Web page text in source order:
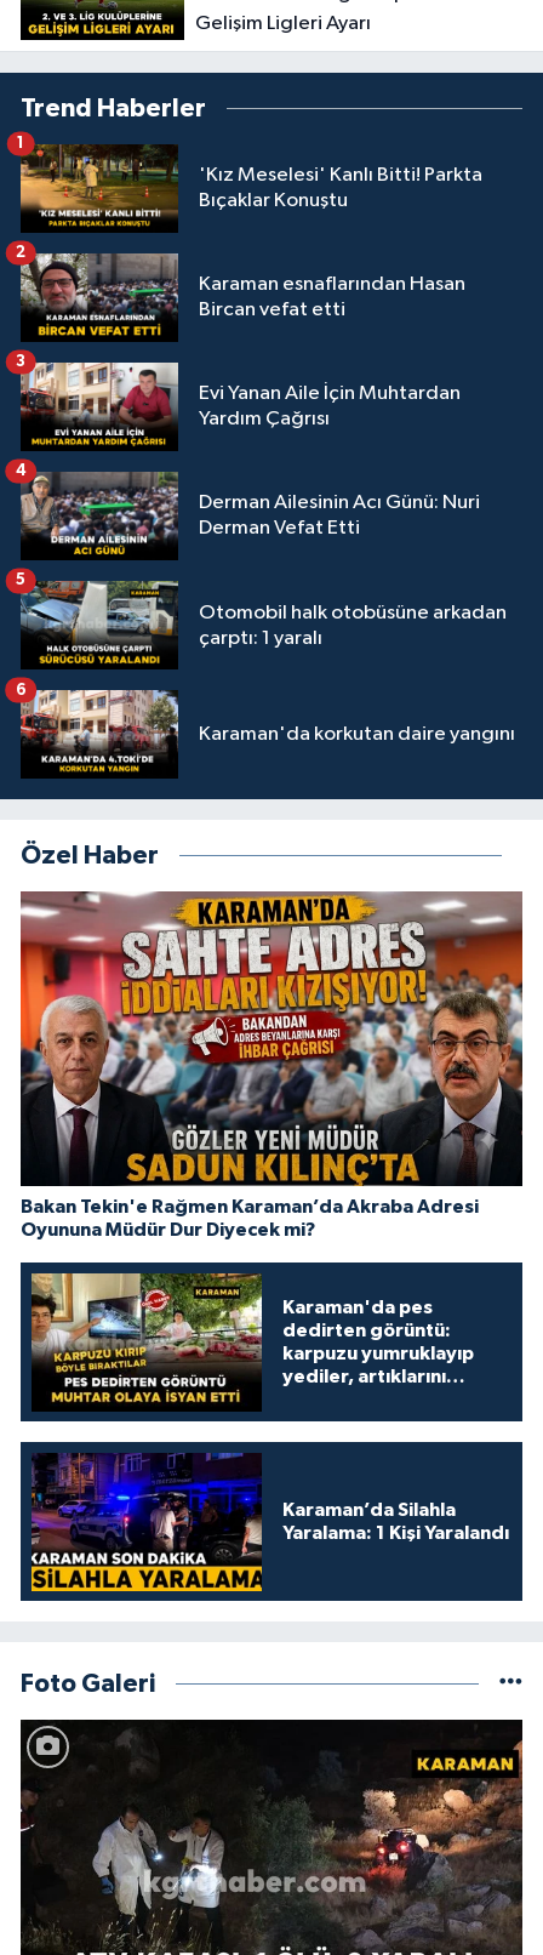
Gelişim Ligleri Ayarı
Trend Haberler
'Kız Meselesi' Kanlı Bitti! Parkta
Bıçaklar Konuştu
1
Karaman esnaflarından Hasan
Bircan vefat etti
2
Evi Yanan Aile İçin Muhtardan
Yardım Çağrısı
3
Derman Ailesinin Acı Günü: Nuri
Derman Vefat Etti
4
Otomobil halk otobüsüne arkadan
çarptı: 1 yaralı
5
Karaman'da korkutan daire yangını
6
Özel Haber
Bakan Tekin'e Rağmen Karaman’da Akraba Adresi
Oyununa Müdür Dur Diyecek mi?
Karaman'da pes
dedirten görüntü:
karpuzu yumruklayıp
yediler, artıklarını
Karaman’da Silahla
Yaralama: 1 Kişi Yaralandı
Foto Galeri